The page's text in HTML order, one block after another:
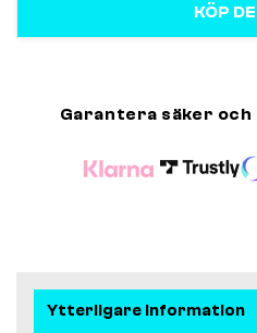
KÖP
Garantera säker
Ytterligare information